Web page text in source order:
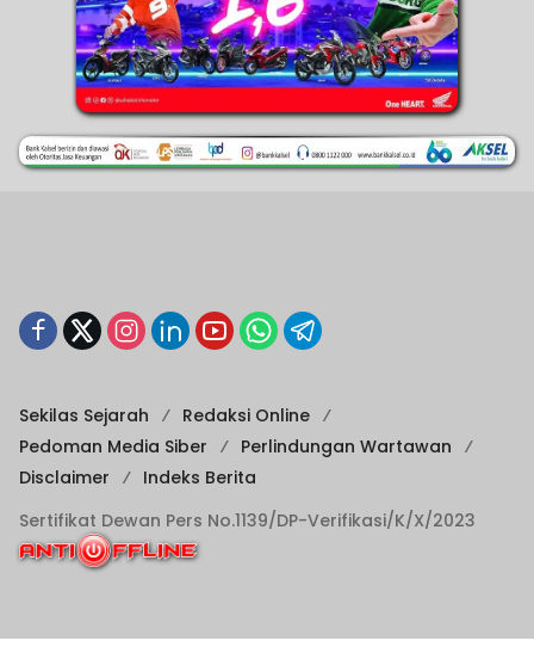
Sekilas Sejarah
Redaksi Online
Pedoman Media Siber
Perlindungan Wartawan
Disclaimer
Indeks Berita
Sertifikat Dewan Pers No.1139/DP-Verifikasi/K/X/2023